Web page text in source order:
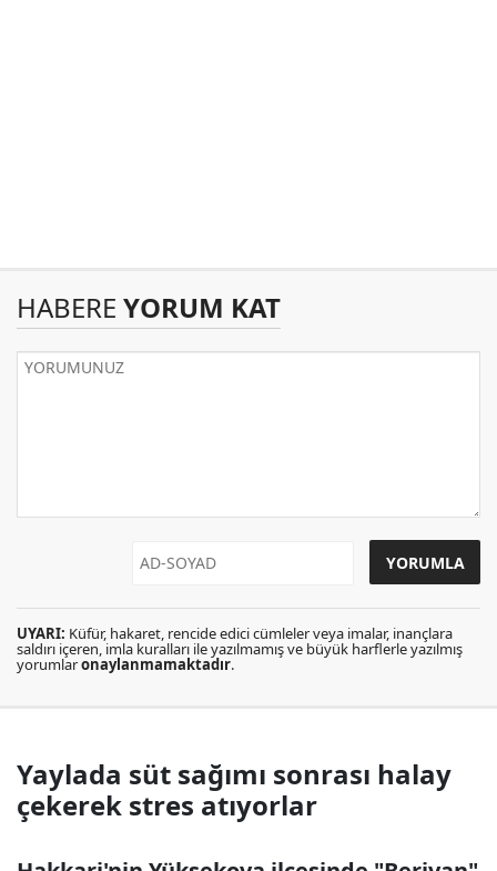
HABERE YORUM KAT
UYARI: Küfür, hakaret, rencide edici cümleler veya imalar, inançlara
saldırı içeren, imla kuralları ile yazılmamış ve büyük harflerle yazılmış
yorumlaronaylanmamaktadır.
Yaylada süt sağımı sonrası halay
çekerek stres atıyorlar